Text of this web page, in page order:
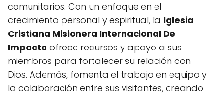
comunitarios. Con un enfoque en el
crecimiento personal y espiritual, la Iglesia
Cristiana Misionera Internacional De
Impacto ofrece recursos y apoyo a sus
miembros para fortalecer su relación con
Dios. Además, fomenta el trabajo en equipo y
la colaboración entre sus visitantes, creando